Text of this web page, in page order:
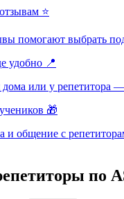
⭐
помогают выбрать
удобно 📍
или у репетитора
🎁
и общение с
по